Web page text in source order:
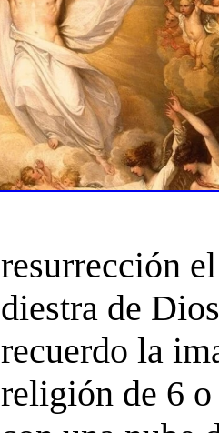
resurrección
diestra de
recuerdo la
religión de 6 o